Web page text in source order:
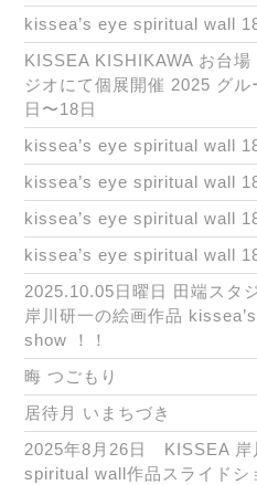
kissea’s eye spiritual wall
KISSEA KISHIKAWA お台場
ジオにて個展開催 2025 グ
日〜18日
kissea’s eye spiritual wall
kissea’s eye spiritual wall
kissea’s eye spiritual wall
kissea’s eye spiritual wall
2025.10.05日曜日 田端スタ
岸川研一の絵画作品
show ！！
晦 つごもり
居待月 いまちづき
2025年8月26日 KISSEA 岸
spiritual wall作品スライド